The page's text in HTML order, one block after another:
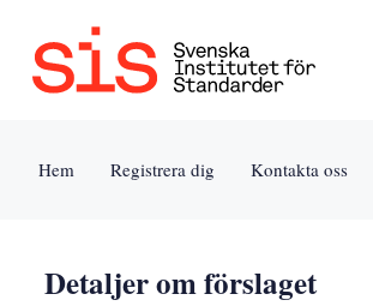
Jump
Hem Registrera dig Kontakta oss
Detaljer om förslaget